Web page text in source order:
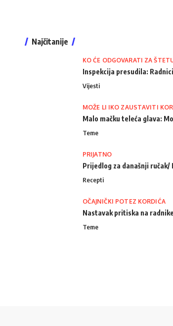
Najčitanije
KO ĆE ODGOVARATI ZA
Inspekcija presudila:
Vijesti
MOŽE LI IKO ZAUSTAVITI
Malo mačku teleća glava:
Teme
PRIJATNO
Prijedlog za današnji ručak/
Recepti
OČAJNIČKI POTEZ KORDIĆA
Nastavak pritiska na
Teme